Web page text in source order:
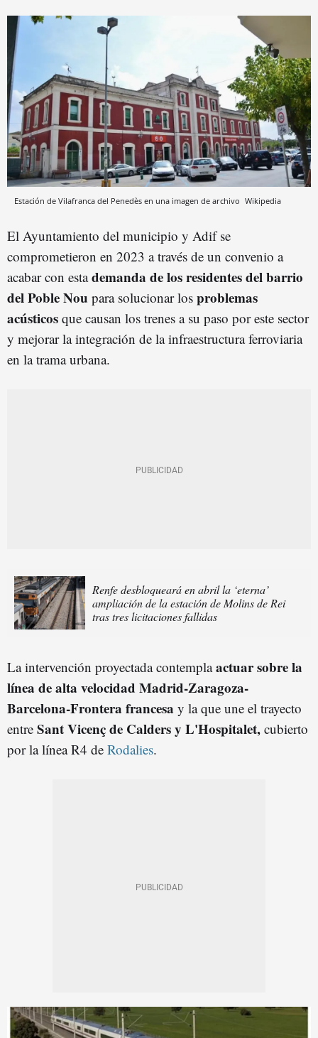
Estación de Vilafranca del Penedès en una imagen de archivo Wikipedia
El Ayuntamiento del municipio y Adif se
comprometieron en 2023 a través de un convenio a
acabar con estademanda de los residentes del barrio
del Poble Nou para solucionar los problemas
acústicos que causan los trenes a su paso por este sector
y mejorar la integración de la infraestructura ferroviaria
en la trama urbana.
Renfe desbloqueará en abril la ‘eterna’
ampliación de la estación de Molins de Rei
tras tres licitaciones fallidas
La intervención proyectada contemplaactuar sobre la
línea de alta velocidad Madrid-Zaragoza-
Barcelona-Frontera francesa y la que une el trayecto
entre Sant Vicenç de Calders y L'Hospitalet, cubierto
por la línea R4 de Rodalies.